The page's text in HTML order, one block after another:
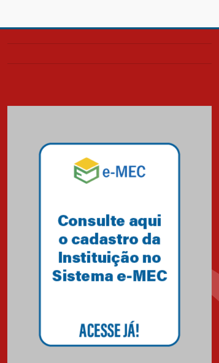
Colégio Presbiteriano
os funcionários
07.11.2024
Equipe de saltos ornamentais
do Mackenzie Brasília
Gravação do projeto “Mais de
31 mil vozes com a Palavra” é
realizado no Colégio
Mackenzie Brasília
25.10.2024
Brasília conquistam medalhas
em importantes competições
de Matemática
04.10.2024